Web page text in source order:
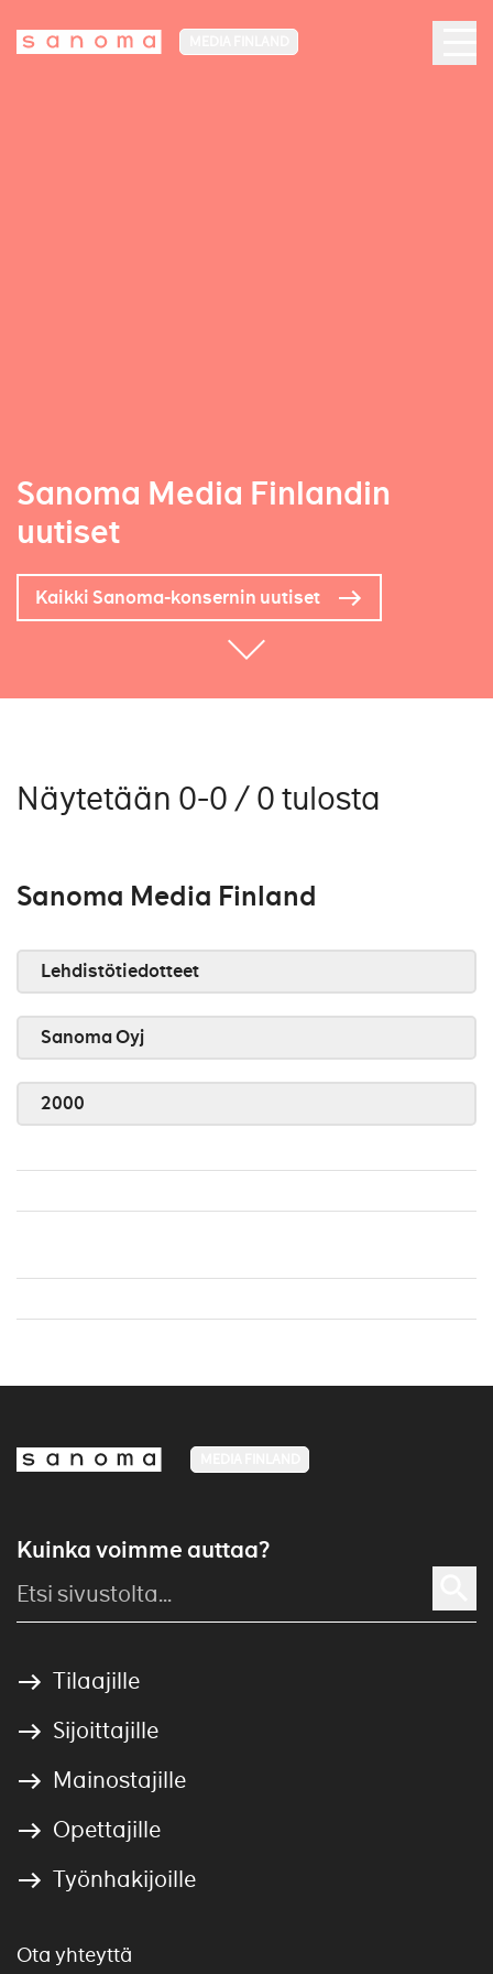
Sanoma Media Finlandin
uutiset
Kaikki Sanoma-konsernin uutiset
Näytetään 0-0 / 0 tulosta
Sanoma Media Finland
Lehdistötiedotteet
Sanoma Oyj
2000
Kuinka voimme auttaa?
Tilaajille
Sijoittajille
Mainostajille
Opettajille
Työnhakijoille
Ota yhteyttä